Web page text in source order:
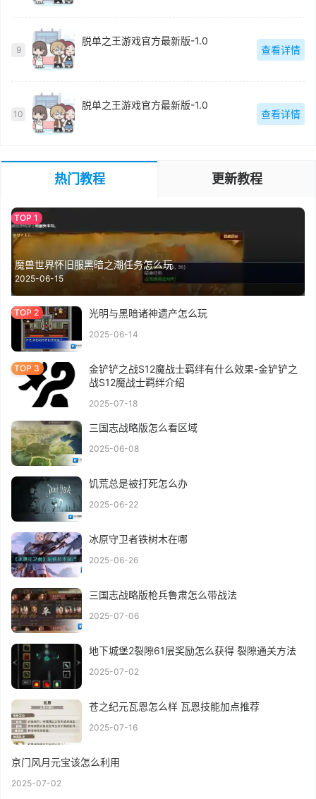
9
脱单之王游戏官方最新版-1.0
查看详情
10
脱单之王游戏官方最新版-1.0
查看详情
热门教程 更新教程
魔兽世界怀旧服黑暗之潮任务怎么玩
2025-06-15
光明与黑暗诸神遗产怎么玩
2025-06-14
金铲铲之战S12魔战士羁绊有什么效果-金铲铲之
战S12魔战士羁绊介绍
2025-07-18
三国志战略版怎么看区域
2025-06-08
饥荒总是被打死怎么办
2025-06-22
冰原守卫者铁树木在哪
2025-06-26
三国志战略版枪兵鲁肃怎么带战法
2025-07-06
地下城堡2裂隙61层奖励怎么获得 裂隙通关方法
2025-07-02
苍之纪元瓦恩怎么样 瓦恩技能加点推荐
2025-07-16
京门风月元宝该怎么利用
2025-07-02